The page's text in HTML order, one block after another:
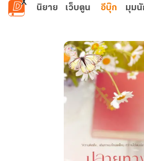
ข้ามไปยังเนื้อหาหลัก
นิยาย เว็บตูน อีบุ๊ก มุมนั